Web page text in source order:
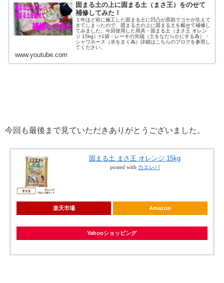
固まる土の上に固まる土（まさ王）をのせて
補修してみた！
１年ほど前に施工した固まる土に凹凸が原因でコケが生えて
きてしまったので、固まる土の上に固まる土を載せて補修し
てみました。今回使用した用具・固まる土（まさ王 オレン
ジ 15kg）×1袋・レーキの先端（土をなだらかにする為）・
シャワホース（水をまく為）詳細はこちらのブログを参照し
てください。
www.youtube.com
今回も最後まで見ていただきありがとうございました。
固まる土 まさ王 オレンジ 15kg
posted with カエレバ
楽天市場 Amazon
Yahooショッピング